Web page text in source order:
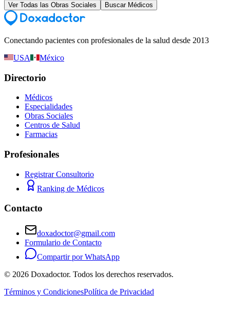
Ver Todas las Obras Sociales Buscar Médicos
Conectando pacientes con profesionales de la salud desde 2013
USA
México
Directorio
Médicos
Especialidades
Obras Sociales
Centros de Salud
Farmacias
Profesionales
Registrar Consultorio
Ranking de Médicos
Contacto
doxadoctor@gmail.com
Formulario de Contacto
Compartir por WhatsApp
© 2026 Doxadoctor. Todos los derechos reservados.
Términos y CondicionesPolítica de Privacidad